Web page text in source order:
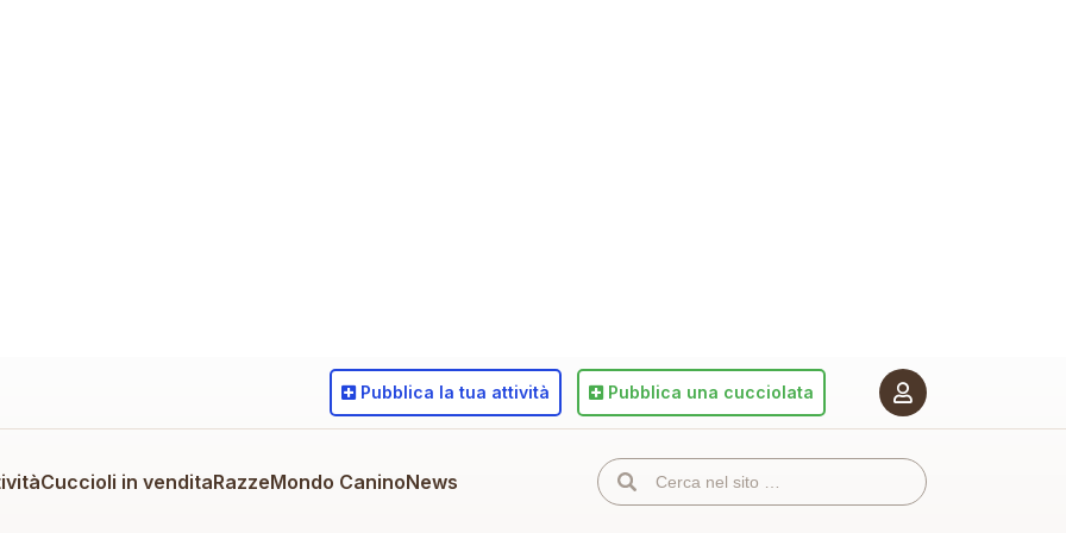
Cuccioli in venditaRazzeMondo CaninoNews
Pubblica la tua attività Pubblica una cucciolata